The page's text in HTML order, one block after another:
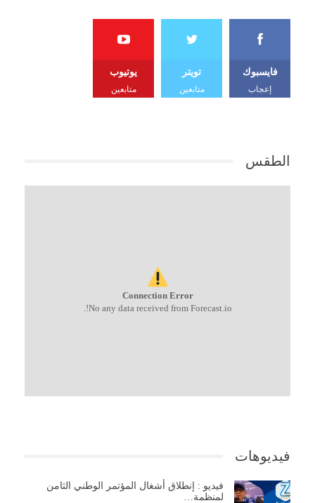
فايسبوك
إعجاب
تويتر
متابعين
يوتيوب
متابعين
الطقس
Connection Error
No any data received from Forecast.io!.
فيديوهات
فيديو : إنطلاق أشغال المؤتمر الوطني الثامن
لمنظمة…